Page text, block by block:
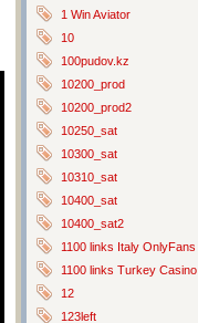
1 Win Aviator
10
100pudov.kz
10200_prod
10200_prod2
10250_sat
10300_sat
10310_sat
10400_sat
10400_sat2
1100 links Italy OnlyFans
1100 links Turkey Casino
12
123left